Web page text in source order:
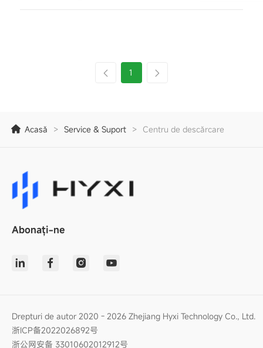
1
Acasă > Service & Suport > Centru de descărcare
Abonați-ne
Drepturi de autor 2020 - 2026 Zhejiang Hyxi Technology Co., Ltd.
浙ICP备2022026892号
浙公网安备 33010602012912号